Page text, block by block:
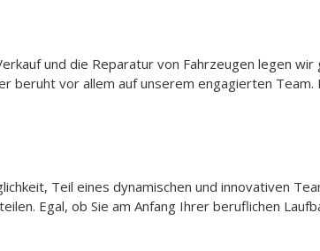
und die Reparatur von Fahrzeugen legen
beruht vor allem auf unserem engagierten
Teil eines dynamischen und innovativen
Egal, ob Sie am Anfang Ihrer beruflichen